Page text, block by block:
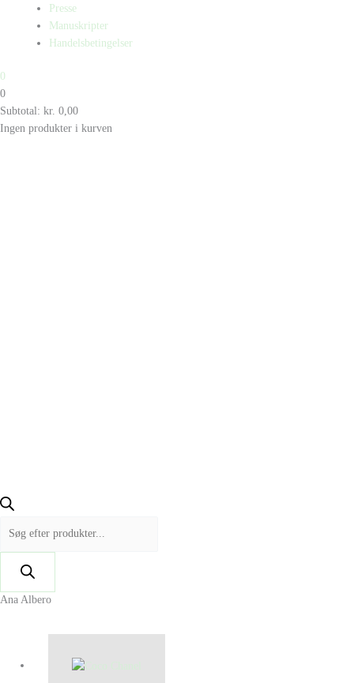
Presse
Manuskripter
Handelsbetingelser
0
0
Subtotal: kr. 0,00
Ingen produkter i kurven
Ana Albero